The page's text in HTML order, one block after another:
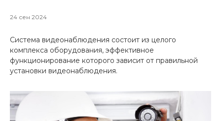
24 сен 2024
Система видеонаблюдения состоит из целого
комплекса оборудования, эффективное
функционирование которого зависит от правильной
установки видеонаблюдения .